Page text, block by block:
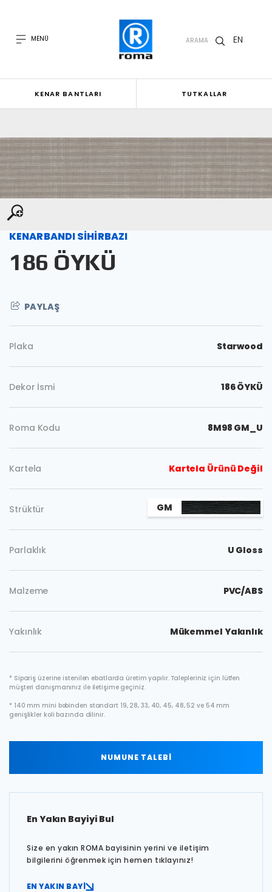
MENÜ ARAMA EN
KENAR BANTLARI TUTKALLAR
KENARBANDI SİHİRBAZI
186 ÖYKÜ
PAYLAŞ
Plaka Starwood
Dekor İsmi 186 ÖYKÜ
Roma Kodu 8M98 GM_U
Kartela Kartela Ürünü Değil
Strüktür GM
Parlaklık U Gloss
Malzeme PVC/ABS
Yakınlık Mükemmel Yakınlık
* Sipariş üzerine istenilen ebatlarda üretim yapılır. Talepleriniz için lütfen
müşteri danışmanınız ile iletişime geçiniz.
* 140 mm mini bobinden standart 19, 28, 33, 40, 45, 48, 52 ve 54 mm
genişlikler koli bazında dilinir.
NUMUNE TALEBİ
En Yakın Bayiyi Bul
Size en yakın ROMA bayisinin yerini ve iletişim
bilgilerini öğrenmek için hemen tıklayınız!
EN YAKIN BAYİ
Kopyala